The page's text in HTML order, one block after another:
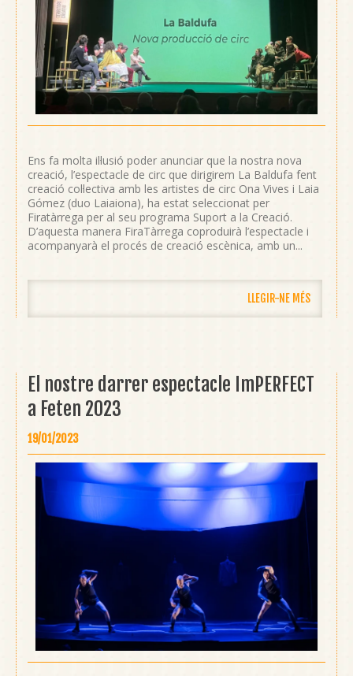
Ens fa molta il·lusió poder anunciar que la nostra nova
creació, l’espectacle de circ que dirigirem La Baldufa fent
creació col·lectiva amb les artistes de circ Ona Vives i Laia
Gómez (duo Laiaiona), ha estat seleccionat per
Firatàrrega per al seu programa Suport a la Creació.
D’aquesta manera FiraTàrrega coproduirà l’espectacle i
acompanyarà el procés de creació escènica, amb un...
LLEGIR-NE MÉS
El nostre darrer espectacle ImPERFECT
a Feten 2023
19/01/2023